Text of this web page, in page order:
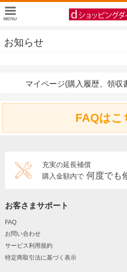
お知らせ
マイページ(購入履歴、領収
FAQはこ
充実の延長補償
購入金額内で 何度でも
お客さまサポート
FAQ
お問い合わせ
サービス利用規約
特定商取引法に基づく表示